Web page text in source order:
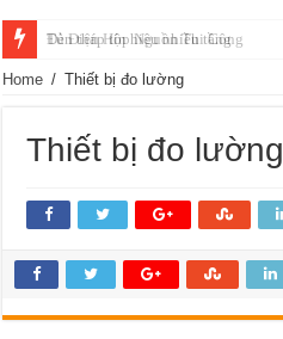
Tủ Điện Hộp Nguồn Thi Công
Đèn tháp tín hiệu nhiều tầng
Home / Thiết bị đo lường
Thiết bị đo lường